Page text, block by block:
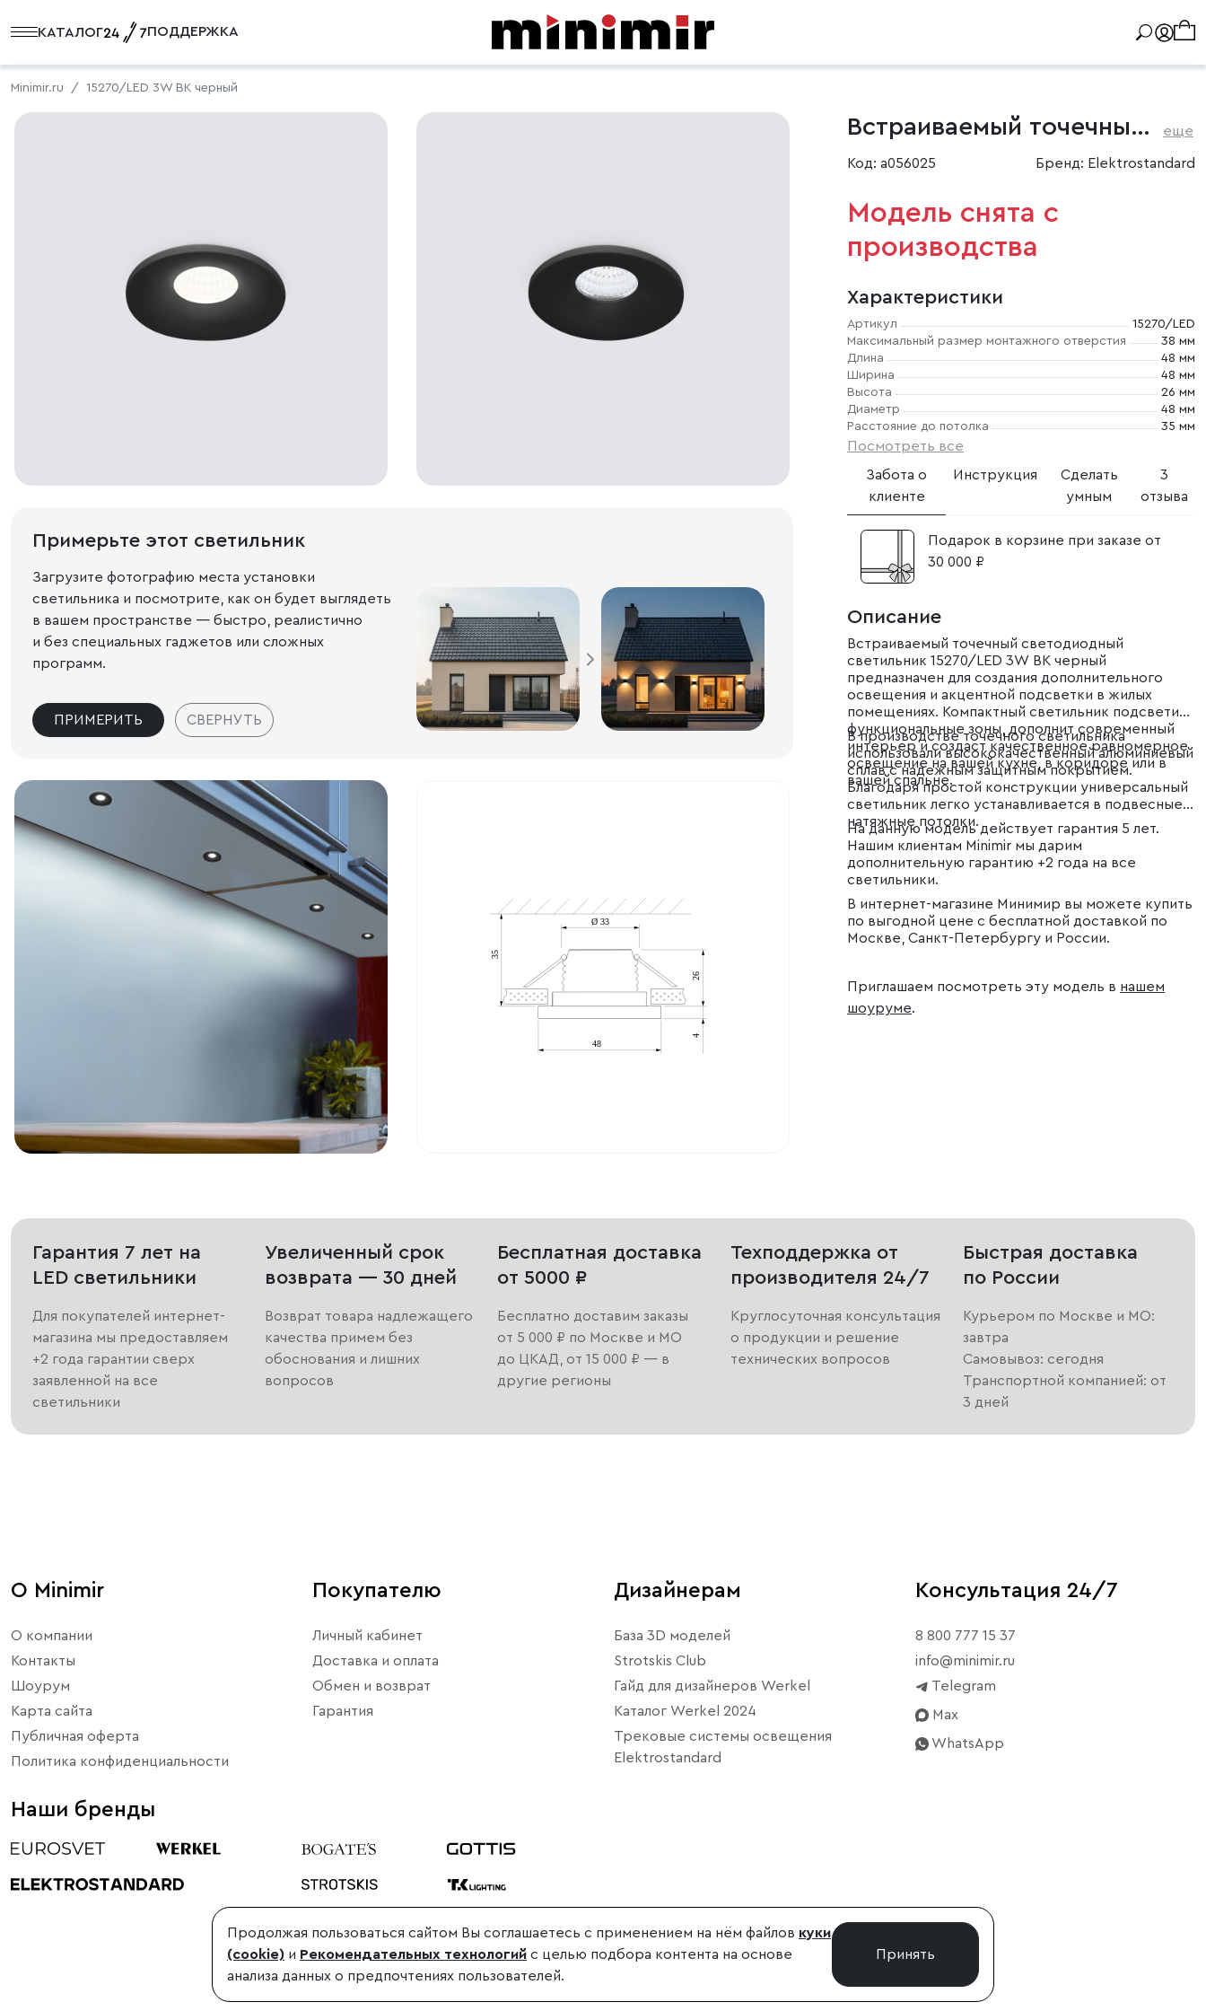
КАТАЛОГ ПОДДЕРЖКА
Minimir.ru 15270/LED 3W BK черный
Примерьте этот светильник
Загрузите фотографию места установки
светильника и посмотрите, как он будет выглядеть
в вашем пространстве — быстро, реалистично
и без специальных гаджетов или сложных
программ.
ПРИМЕРИТЬ СВЕРНУТЬ
Встраиваемый точечный светодиодный светильник еще
Код: a056025 Бренд: Elektrostandard
Модель снята с
производства
Характеристики
Артикул
15270/LED
Максимальный размер монтажного отверстия
38 мм
Длина
48 мм
Ширина
48 мм
Высота
26 мм
Диаметр
48 мм
Расстояние до потолка
35 мм
Посмотреть все
Забота о
клиенте
Инструкция
Сделать
умным
3
отзыва
Подарок в корзине при заказе от
30 000 ₽
Описание
Встраиваемый точечный светодиодный
светильник 15270/LED 3W BK черный
предназначен для создания дополнительного
освещения и акцентной подсветки в жилых
помещениях. Компактный светильник подсветит
функциональные зоны, дополнит современный
интерьер и создаст качественное равномерное
освещение на вашей кухне, в коридоре или в
вашей спальне.
В производстве точечного светильника
использовали высококачественный алюминиевый
сплав с надежным защитным покрытием.
Благодаря простой конструкции универсальный
светильник легко устанавливается в подвесные и
натяжные потолки.
На данную модель действует гарантия 5 лет.
Нашим клиентам Minimir мы дарим
дополнительную гарантию +2 года на все
светильники.
В интернет-магазине Минимир вы можете купить
по выгодной цене с бесплатной доставкой по
Москве, Санкт-Петербургу и России.
Приглашаем посмотреть эту модель в нашем
шоуруме.
Гарантия 7 лет на
LED светильники
Для покупателей интернет-
магазина мы предоставляем
+2 года гарантии сверх
заявленной на все
светильники
Увеличенный срок
возврата — 30 дней
Возврат товара надлежащего
качества примем без
обоснования и лишних
вопросов
Бесплатная доставка
от 5000 ₽
Бесплатно доставим заказы
от 5 000 ₽ по Москве и МО
до ЦКАД, от 15 000 ₽ — в
другие регионы
Техподдержка от
производителя 24/7
Круглосуточная консультация
о продукции и решение
технических вопросов
Быстрая доставка
по России
Курьером по Москве и МО:
завтра
Самовывоз: сегодня
Транспортной компанией: от
3 дней
О Minimir
О компании
Контакты
Шоурум
Карта сайта
Публичная оферта
Политика конфиденциальности
Покупателю
Личный кабинет
Доставка и оплата
Обмен и возврат
Гарантия
Дизайнерам
База 3D моделей
Strotskis Club
Гайд для дизайнеров Werkel
Каталог Werkel 2024
Трековые системы освещения
Elektrostandard
Консультация 24/7
8 800 777 15 37
info@minimir.ru
Telegram
Max
WhatsApp
Наши бренды
©1998-2026, Minimir.ru – официальный интернет-магазин производителя.
Использование материалов сайта без согласования запрещено.
Продолжая пользоваться сайтом Вы соглашаетесь с применением на нём файлов куки
(cookie) и Рекомендательных технологий с целью подбора контента на основе
анализа данных о предпочтениях пользователей.
Принять